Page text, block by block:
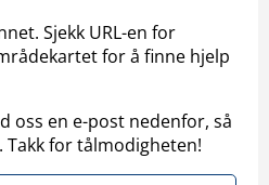
Sjekk URL-en for
for å finne hjelp
oss en e-post nedenfor, så
for tålmodigheten!